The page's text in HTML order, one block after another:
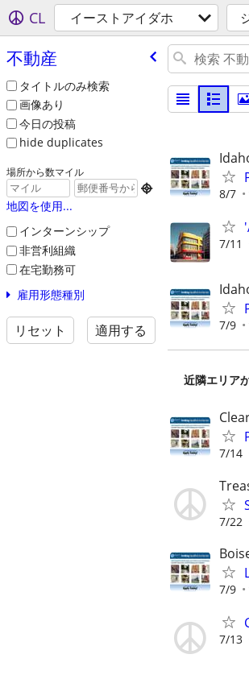
CL イーストアイダホ
不動産
タイトルのみ検索
画像あり
今日の投稿
hide duplicates
場所から数マイル

地図を使用...
インターンシップ
非営利組織
在宅勤務可
雇用形態種別
リセット 適用する
8/7
7/11
7/9
近隣エリア
7/14
7/22
7/9
7/13